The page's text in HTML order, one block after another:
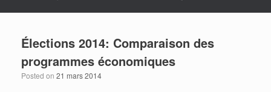
Élections 2014: Comparaison des
programmes économiques
Posted on 21 mars 2014